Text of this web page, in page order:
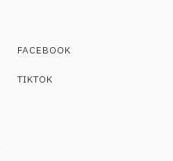
FACEBOOK
TIKTOK